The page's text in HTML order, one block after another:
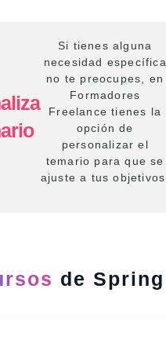
Si tienes alguna
necesidad específica
no te preocupes, en
Formadores
Freelance tienes la
opción de
personalizar el
temario para que se
ajuste a tus objetivos.
de Spring